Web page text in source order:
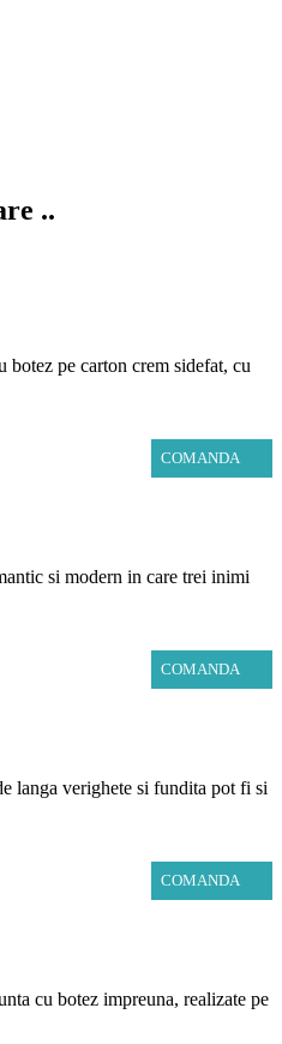
..
botez pe carton crem sidefat, cu
COMANDA
si modern in care trei inimi
COMANDA
langa verighete si fundita pot fi si
COMANDA
cu botez impreuna, realizate pe